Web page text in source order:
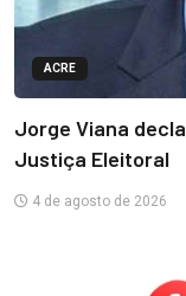
ACRE
Jorge Viana
Justiça Eleitoral
4 de agosto de 2026